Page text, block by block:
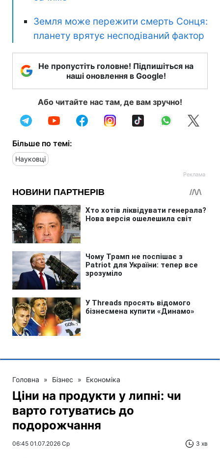
Земля може пережити смерть Сонця:
планету врятує несподіваний фактор
Не пропустіть головне! Підпишіться на
наші оновлення в Google!
Або читайте нас там, де вам зручно!
Більше по темі:
Науковці
Головна » Бізнес » Економіка
Ціни на продукти у липні: чи
варто готуватись до
подорожчання
06:45 01.07.2026 Ср 3 хв